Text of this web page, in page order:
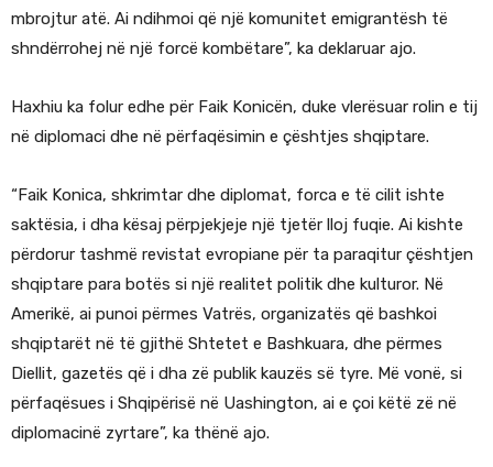
mbrojtur atë. Ai ndihmoi që një komunitet emigrantësh të
shndërrohej në një forcë kombëtare”, ka deklaruar ajo.
Haxhiu ka folur edhe për Faik Konicën, duke vlerësuar rolin e tij
në diplomaci dhe në përfaqësimin e çështjes shqiptare.
“Faik Konica, shkrimtar dhe diplomat, forca e të cilit ishte
saktësia, i dha kësaj përpjekjeje një tjetër lloj fuqie. Ai kishte
përdorur tashmë revistat evropiane për ta paraqitur çështjen
shqiptare para botës si një realitet politik dhe kulturor. Në
Amerikë, ai punoi përmes Vatrës, organizatës që bashkoi
shqiptarët në të gjithë Shtetet e Bashkuara, dhe përmes
Diellit, gazetës që i dha zë publik kauzës së tyre. Më vonë, si
përfaqësues i Shqipërisë në Uashington, ai e çoi këtë zë në
diplomacinë zyrtare”, ka thënë ajo.